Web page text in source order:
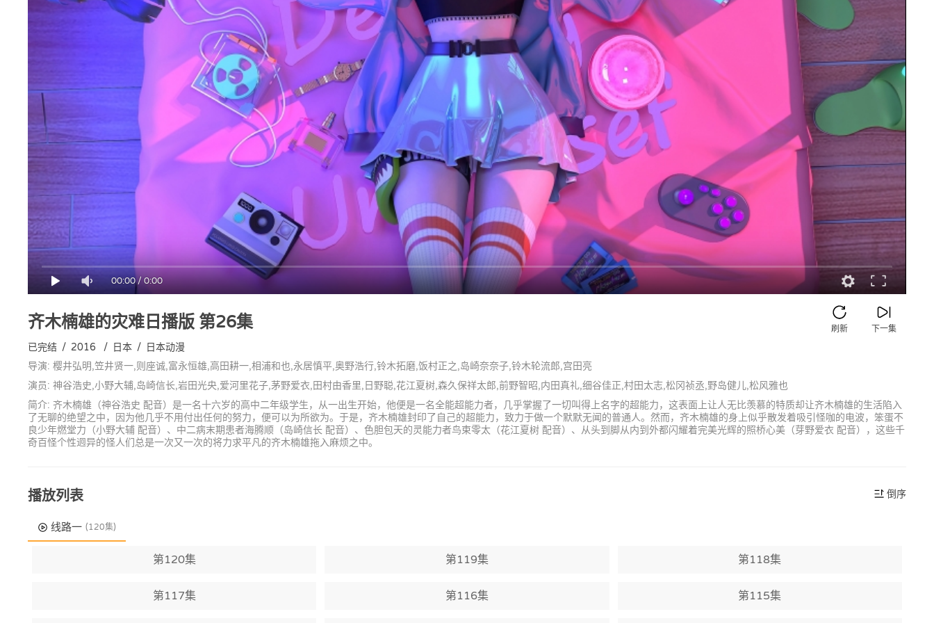
00:00/0:00
齐木楠雄的灾难日播版第26集 下一集
刷新
已完结 / 2016 / 日本 / 日本动漫
导演: 樱井弘明,笠井贤一,则座诚,富永恒雄,高田耕一,相浦和也,永居慎平,奥野浩行,铃木拓磨,饭村正之,岛崎奈奈子,铃木轮流郎,宫田亮
演员: 神谷浩史,小野大辅,岛崎信长,岩田光央,爱河里花子,茅野爱衣,田村由香里,日野聪,花江夏树,森久保祥太郎,前野智昭,内田真礼,细谷佳正,村田太志,松冈祯丞,野岛健儿,松风雅也
简介: 齐木楠雄（神谷浩史 配音）是一名十六岁的高中二年级学生，从一出生开始，他便是一名全能超能力者，几乎掌握了一切叫得上名字的超能力，这表面上让人无比羡慕的特质却让齐木楠雄的生活陷入
了无聊的绝望之中，因为他几乎不用付出任何的努力，便可以为所欲为。于是，齐木楠雄封印了自己的超能力，致力于做一个默默无闻的普通人。然而，齐木楠雄的身上似乎散发着吸引怪咖的电波，笨蛋不
良少年燃堂力（小野大辅 配音）、中二病末期患者海腾顺（岛崎信长 配音）、色胆包天的灵能力者鸟束零太（花江夏树 配音）、从头到脚从内到外都闪耀着完美光辉的照桥心美（芽野爱衣 配音），这些千
奇百怪个性迥异的怪人们总是一次又一次的将力求平凡的齐木楠雄拖入麻烦之中。
播放列表 倒序
线路一 (120集)
第120集 第119集 第118集
第117集 第116集 第115集